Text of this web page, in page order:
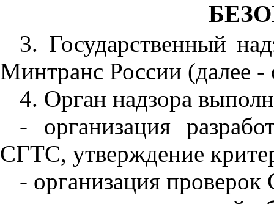
3. Государственный
Минтранс России (далее -
4. Орган надзора
- организация
СГТС, утверждение
- организация